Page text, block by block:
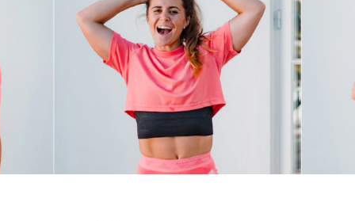
& skönhet
Motherhood
Markiz Tainton
Elaine Eksvärd
Malin Berghagen
Blossom Tainton
Shama Persson
My Westerdahl